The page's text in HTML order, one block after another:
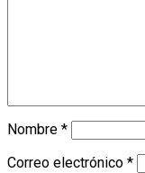
Nombre *
Correo electrónico *